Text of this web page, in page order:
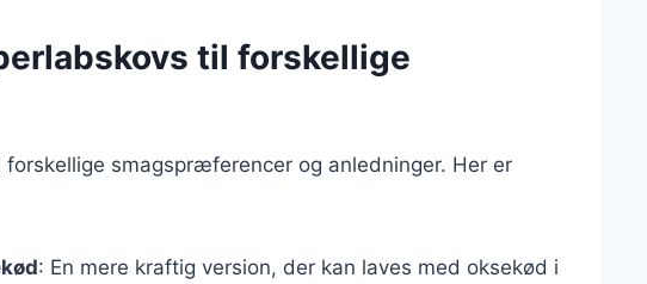
til forskellige
smagspræferencer og anledninger. Her er
: En mere kraftig version, der kan laves med oksekød i